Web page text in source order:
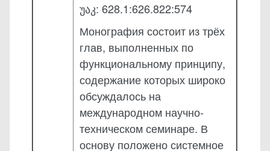
უაკ: 628.1:626.822:574
Монография состоит из трёх
глав, выполненных по
функциональному принципу,
содержание которых широко
обсуждалось на
международном научно-
техническом семинаре. В
основу положено системное